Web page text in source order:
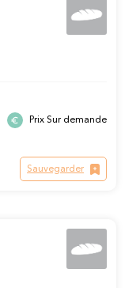
Prix Sur demande
Sauvegarder